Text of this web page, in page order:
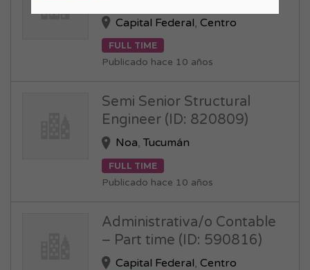
Capital Federal,Centro
FULL TIME
Publicado hace 10 años
Semi Senior Structural
Engineer (ID: 820809)
Noa,Tucumán
FULL TIME
Publicado hace 10 años
Administrativa/o Contable
– Part time (ID: 590816)
Capital Federal,Centro